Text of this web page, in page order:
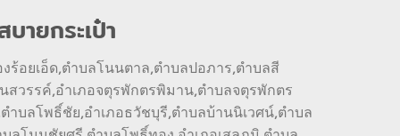
ายกระเป๋า
อยเอ็ด,ตำบลโนนตาล,ตำบลปอภาร,ตำบลสี
สวรรค์,อำเภอจตุรพักตรพิมาน,ตำบลจตุรพักตร
บลโพธิ์ชัย,อำเภอธวัชบุรี,ตำบลบ้านนิเวศน์,ตำบล